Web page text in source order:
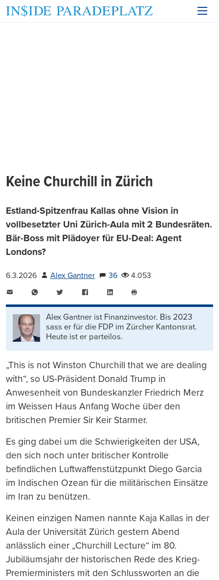
Keine Churchill in Zürich
Estland-Spitzenfrau Kallas ohne Vision in
vollbesetzter Uni Zürich-Aula mit 2 Bundesräten.
Bär-Boss mit Plädoyer für EU-Deal: Agent
Londons?
6.3.2026 Alex Gantner 36
4.053
WhatsAppTwitter FacebookLinkedIn
drucken
Alex Gantner ist Finanzinvestor. Bis 2023
sass er für die FDP im Zürcher Kantonsrat.
Heute ist er parteilos.
„This is not Winston Churchill that we are dealing
with“, so US-Präsident Donald Trump in
Anwesenheit von Bundeskanzler Friedrich Merz
im Weissen Haus Anfang Woche über den
britischen Premier Sir Keir Starmer.
Es ging dabei um die Schwierigkeiten der USA,
den sich noch unter britischer Kontrolle
befindlichen Luftwaffenstützpunkt Diego Garcia
im Indischen Ozean für die militärischen Einsätze
im Iran zu benützen.
Keinen einzigen Namen nannte Kaja Kallas in der
Aula der Universität Zürich gestern Abend
anlässlich einer „Churchill Lecture“ im 80.
Jubiläumsjahr der historischen Rede des Krieg-
Premierministers mit den Schlussworten an die